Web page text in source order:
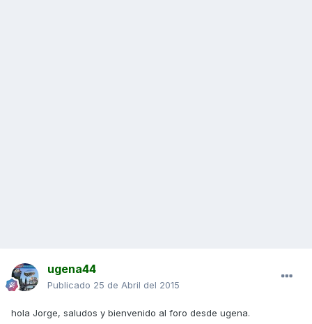
ugena44
Publicado 25 de Abril del 2015
hola Jorge, saludos y bienvenido al foro desde ugena.